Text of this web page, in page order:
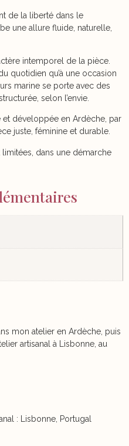
de la liberté dans le
une allure fluide, naturelle,
intemporel de la pièce.
quotidien qu’à une occasion
marine se porte avec des
selon l’envie.
et développée en Ardèche, par
juste, féminine et durable.
limitées, dans une démarche
mon atelier en Ardèche, puis
artisanal à Lisbonne, au
: Lisbonne, Portugal